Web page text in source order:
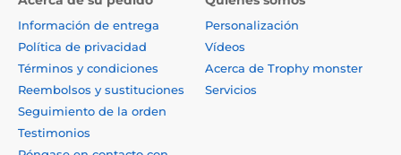
Información de entrega
Política de privacidad
Términos y condiciones
Reembolsos y sustituciones
Seguimiento de la orden
Testimonios
Personalización
Vídeos
Acerca de Trophy monster
Servicios